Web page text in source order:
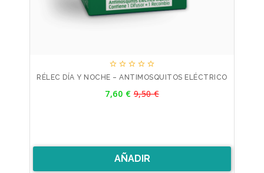
    
RÉLEC DÍA Y NOCHE – ANTIMOSQUITOS ELÉCTRICO
7,60 €Precio
9,50 €
AÑADIR